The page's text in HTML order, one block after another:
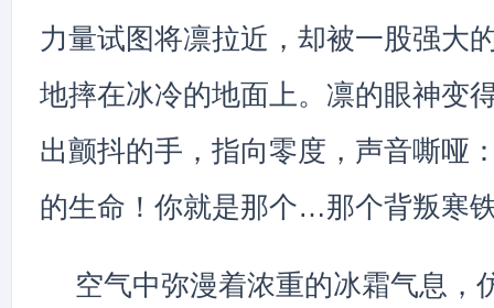
力量试图将凛拉近，却被一股强大
地摔在冰冷的地面上。凛的眼神变
出颤抖的手，指向零度，声音嘶哑
的生命！你就是那个…那个背叛寒
空气中弥漫着浓重的冰霜气息，